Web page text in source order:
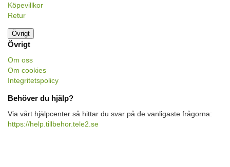
Köpevillkor
Retur
Övrigt
Övrigt
Om oss
Om cookies
Integritetspolicy
Behöver du hjälp?
Via vårt hjälpcenter så hittar du svar på de vanligaste frågorna:
https://help.tillbehor.tele2.se